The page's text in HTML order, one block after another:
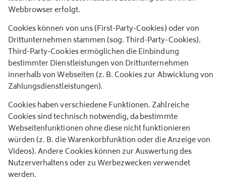
Webbrowser erfolgt.
Cookies können von uns (First-Party-Cookies) oder von
Drittunternehmen stammen (sog. Third-Party-Cookies).
Third-Party-Cookies ermöglichen die Einbindung
bestimmter Dienstleistungen von Drittunternehmen
innerhalb von Webseiten (z. B. Cookies zur Abwicklung von
Zahlungsdienstleistungen).
Cookies haben verschiedene Funktionen. Zahlreiche
Cookies sind technisch notwendig, da bestimmte
Webseitenfunktionen ohne diese nicht funktionieren
würden (z. B. die Warenkorbfunktion oder die Anzeige von
Videos). Andere Cookies können zur Auswertung des
Nutzerverhaltens oder zu Werbezwecken verwendet
werden.